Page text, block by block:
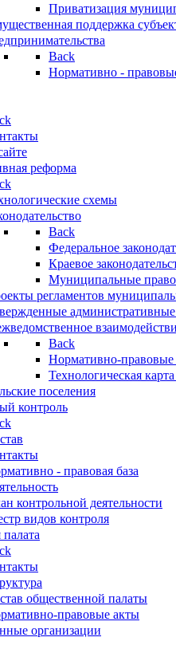
Приватизация
поддержка
Back
Нормативно -
реформа
схемы
Back
Федеральное
Краевое
Муниципальные
регламентов
Back
Нормативно-правовые
Технологическая
поселения
контроль
- правовая база
контрольной деятельности
видов контроля
общественной палаты
правовые акты
организации